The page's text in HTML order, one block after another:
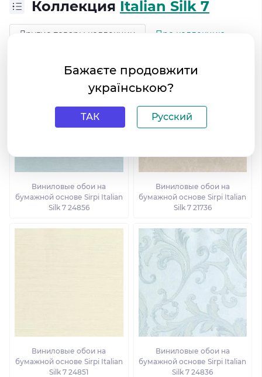
Коллекция Italian Silk 7
Другие товары коллекции Про коллекцию
Виниловые обои на
бумажной основе Sirpi Italian
Silk 7 24856
Виниловые обои на
бумажной основе Sirpi Italian
Silk 7 21736
Виниловые обои на
бумажной основе Sirpi Italian
Silk 7 24851
Виниловые обои на
бумажной основе Sirpi Italian
Silk 7 24836
Бажаєте продовжити
українською?
ТАК Русский